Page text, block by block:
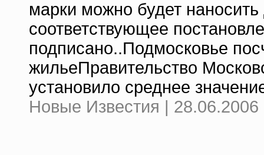
марки можно будет наносить
соответствующее
подписано..Подмосковье
жильеПравительство
установило среднее
Новые Известия | 28.06.2006